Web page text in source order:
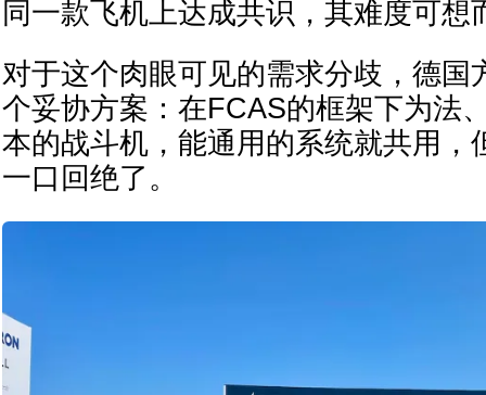
同一款飞机上达成共识，其难度可想
对于这个肉眼可见的需求分歧，德国
个妥协方案：在FCAS的框架下为法
本的战斗机，能通用的系统就共用，
一口回绝了。